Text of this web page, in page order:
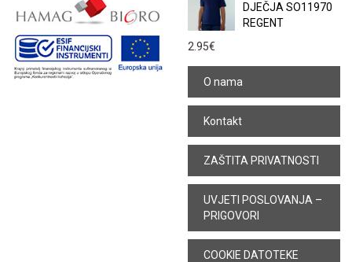
DJEČJA SO11970
REGENT
2.95€
O nama
Kontakt
ZAŠTITA PRIVATNOSTI
UVJETI POSLOVANJA –
PRIGOVORI
COOKIE DATOTEKE